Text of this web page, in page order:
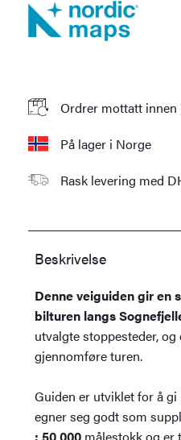
Ordrer mottatt innen
På lager i Norge
Rask levering med
Beskrivelse
Denne veiguiden gir en
bilturen langs
utvalgte stoppesteder,
gjennomføre turen.
Guiden er utviklet for å
egner seg godt som
: 50 000målestokk og er